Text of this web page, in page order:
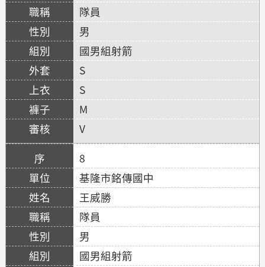
隊員
男
國男組射箭
S
S
M
V
8
基隆市銘傳國中
王威勝
隊員
男
國男組射箭